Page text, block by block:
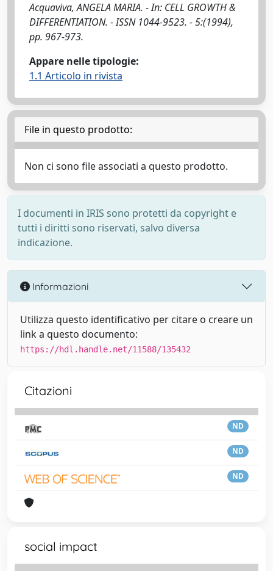
Acquaviva, ANGELA MARIA. - In: CELL GROWTH &
DIFFERENTIATION. - ISSN 1044-9523. - 5:(1994),
pp. 967-973.
Appare nelle tipologie:
1.1 Articolo in rivista
File in questo prodotto:
Non ci sono file associati a questo prodotto.
I documenti in IRIS sono protetti da copyright e
tutti i diritti sono riservati, salvo diversa
indicazione.
Informazioni
Utilizza questo identificativo per citare o creare un
link a questo documento:
https://hdl.handle.net/11588/135432
Citazioni
ND
ND
ND
social impact